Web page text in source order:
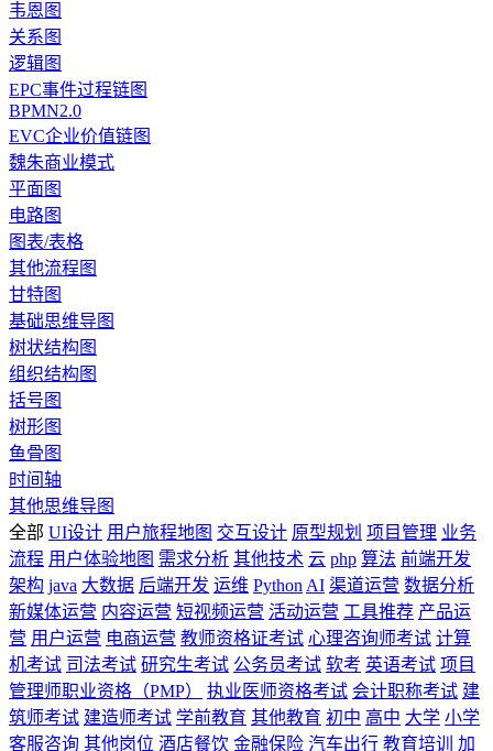
韦恩图
关系图
逻辑图
EPC事件过程链图
BPMN2.0
EVC企业价值链图
魏朱商业模式
平面图
电路图
图表/表格
其他流程图
甘特图
基础思维导图
树状结构图
组织结构图
括号图
树形图
鱼骨图
时间轴
其他思维导图
全部 UI设计 用户旅程地图 交互设计 原型规划 项目管理 业务
流程 用户体验地图 需求分析 其他技术 云 php 算法 前端开发
架构 java 大数据 后端开发 运维 Python AI 渠道运营 数据分析
新媒体运营 内容运营 短视频运营 活动运营 工具推荐 产品运
营 用户运营 电商运营 教师资格证考试 心理咨询师考试 计算
机考试 司法考试 研究生考试 公务员考试 软考 英语考试 项目
管理师职业资格（PMP）
执业医师资格考试 会计职称考试 建
筑师考试 建造师考试 学前教育 其他教育 初中 高中 大学 小学
客服咨询 其他岗位 酒店餐饮 金融保险 汽车出行 教育培训
加